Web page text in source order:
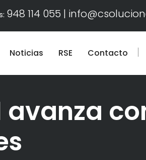
948 114 055 |
Noticias RSE Contacto
avanza